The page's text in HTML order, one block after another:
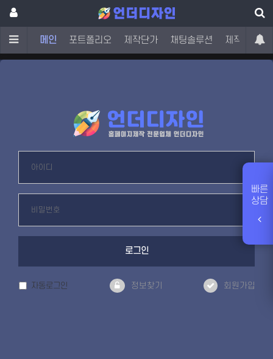
메인 포트폴리오 제작단가 채팅솔루션 제작문의
로그인
자동로그인 정보찾기 회원가입
빠른
상담